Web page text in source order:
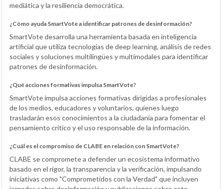
mediática y la resiliencia democrática.
¿Cómo ayuda SmartVote a identificar patrones de desinformación?
SmartVote desarrolla una herramienta basada en inteligencia
artificial que utiliza tecnologías de deep learning, análisis de redes
sociales y soluciones multilingües y multimodales para identificar
patrones de desinformación.
¿Qué acciones formativas impulsa SmartVote?
SmartVote impulsa acciones formativas dirigidas a profesionales
de los medios, educadores y voluntarios, quienes luego
trasladarán esos conocimientos a la ciudadanía para fomentar el
pensamiento crítico y el uso responsable de la información.
¿Cuál es el compromiso de CLABE en relación con SmartVote?
CLABE se compromete a defender un ecosistema informativo
basado en el rigor, la transparencia y la verificación, impulsando
iniciativas como "Comprometidos con la Verdad" que incluyen